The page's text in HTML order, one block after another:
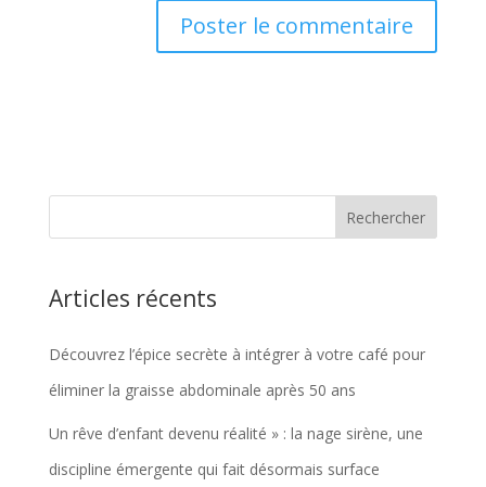
Articles récents
Découvrez l’épice secrète à intégrer à votre café pour
éliminer la graisse abdominale après 50 ans
Un rêve d’enfant devenu réalité » : la nage sirène, une
discipline émergente qui fait désormais surface